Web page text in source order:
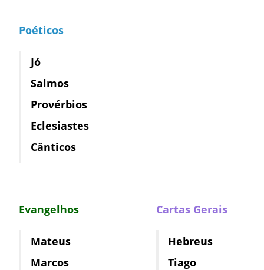
Poéticos
Jó
Salmos
Provérbios
Eclesiastes
Cânticos
Evangelhos
Mateus
Marcos
Cartas Gerais
Hebreus
Tiago